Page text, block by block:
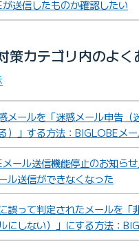
送信したものか確認したい
策カテゴリ内のよく
メールを「迷惑メール申告（
）」する方法：BIGLOBEメ
メール送信機能停止のお知ら
ル送信ができなくなった
誤って判定されたメールを「
にしない）」にする方法：